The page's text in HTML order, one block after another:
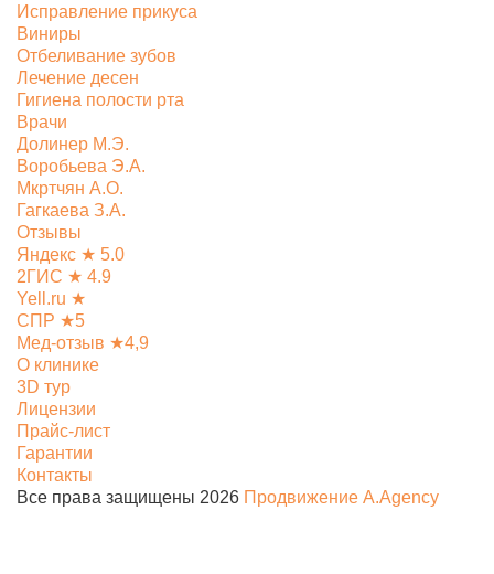
Исправление прикуса
Виниры
Отбеливание зубов
Лечение десен
Гигиена полости рта
Врачи
Долинер М.Э.
Воробьева Э.А.
Мкртчян А.О.
Гагкаева З.А.
Отзывы
Яндекс ★ 5.0
2ГИС ★ 4.9
Yell.ru ★
СПР ★5
Мед-отзыв ★4,9
О клинике
3D тур
Лицензии
Прайс-лист
Гарантии
Контакты
Все права защищены 2026 Продвижение A.Agency